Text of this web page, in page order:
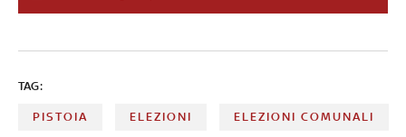
TAG:
PISTOIA ELEZIONI ELEZIONI COMUNALI